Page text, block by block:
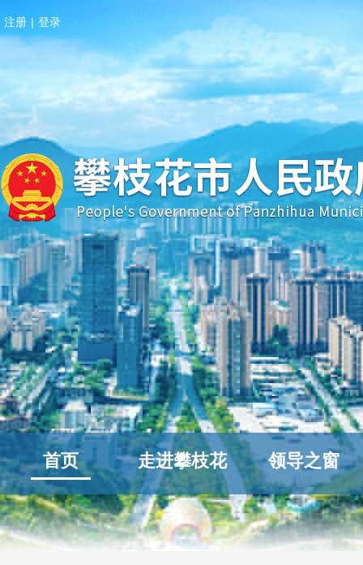
注册 | 登录
首页 走进攀枝花 领导之窗